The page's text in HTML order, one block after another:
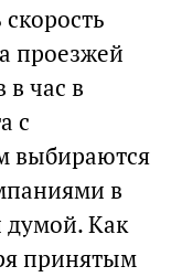
проезжей
час в
с
выбираются
в
думой. Как
принятым